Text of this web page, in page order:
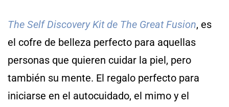
The Self Discovery Kit de The Great Fusion, es
el cofre de belleza perfecto para aquellas
personas que quieren cuidar la piel, pero
también su mente. El regalo perfecto para
iniciarse en el autocuidado, el mimo y el